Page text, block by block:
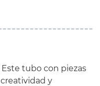
tubo con piezas
y